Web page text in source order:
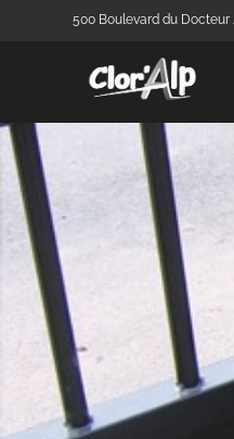
500 Boulevard du Docteur